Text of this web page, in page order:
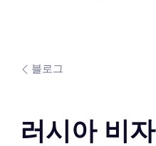
블로그
러시아 비